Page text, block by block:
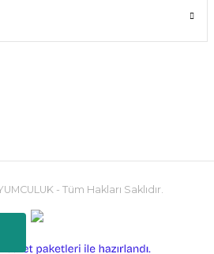
- Tüm Hakları Saklıdır.
e-